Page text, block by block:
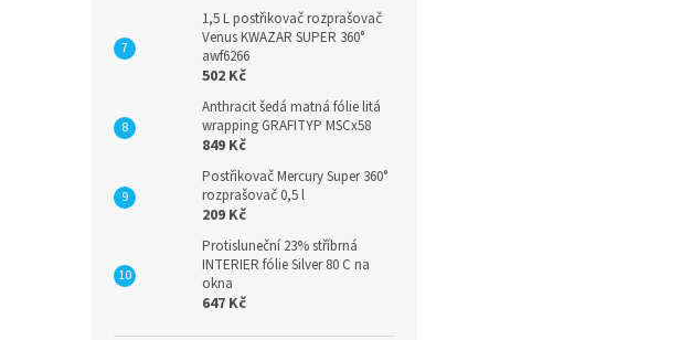
1,5 L postřikovač rozprašovač
Venus KWAZAR SUPER 360°
awf6266
502 Kč
Anthracit šedá matná fólie litá
wrapping GRAFITYP MSCx58
849 Kč
Postřikovač Mercury Super 360°
rozprašovač 0,5 l
209 Kč
Protisluneční 23% stříbrná
INTERIER fólie Silver 80 C na
okna
647 Kč